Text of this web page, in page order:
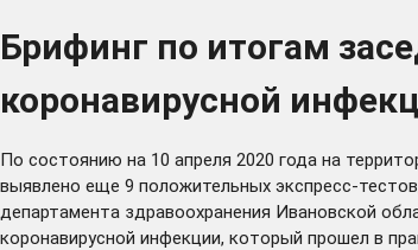
Брифинг по итогам
коронавирусной
По состоянию на 10 апреля 2020 года на
выявлено еще 9 положительных экспресс-
департамента здравоохранения Ивановской
коронавирусной инфекции, который прошел в